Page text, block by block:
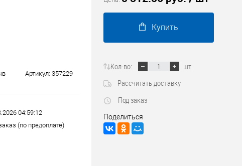
Артикул: 357229
04:59:12
(по предоплате)
Купить
Кол-во:
шт
Рассчитать доставку
Под заказ
Поделиться